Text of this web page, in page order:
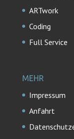
ARTwork
Coding
Full Service
MEHR
Impressum
Anfahrt